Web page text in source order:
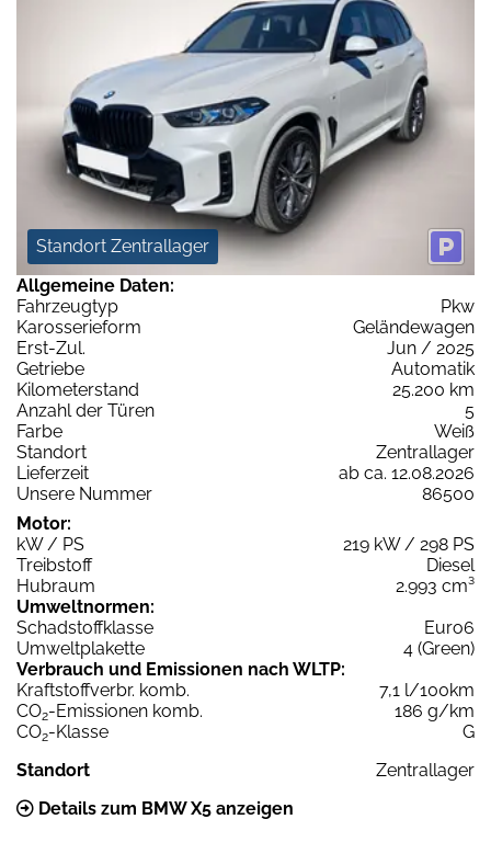
Standort Zentrallager
Allgemeine Daten:
Fahrzeugtyp
Pkw
Karosserieform
Geländewagen
Erst-Zul.
Jun / 2025
Getriebe
Automatik
Kilometerstand
25.200 km
Anzahl der Türen
5
Farbe
Weiß
Standort
Zentrallager
Lieferzeit
ab ca. 12.08.2026
Unsere Nummer
86500
Motor:
kW / PS
219 kW / 298 PS
Treibstoff
Diesel
Hubraum
2.993 cm³
Umweltnormen:
Schadstoffklasse
Euro6
Umweltplakette
4 (Green)
Verbrauch und Emissionen nach WLTP:
Kraftstoffverbr. komb.
7,1 l/100km
CO2-Emissionen komb.
186 g/km
CO2-Klasse
G
Standort
Zentrallager
Details zum BMW X5 anzeigen